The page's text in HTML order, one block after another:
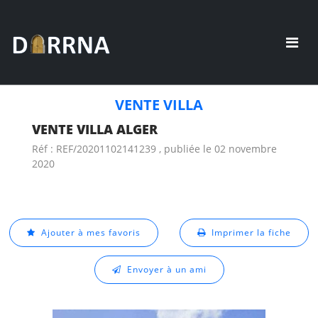
VENTE VILLA
VENTE VILLA ALGER
Réf : REF/20201102141239 , publiée le 02 novembre
2020
Ajouter à mes favoris Imprimer la fiche
Envoyer à un ami